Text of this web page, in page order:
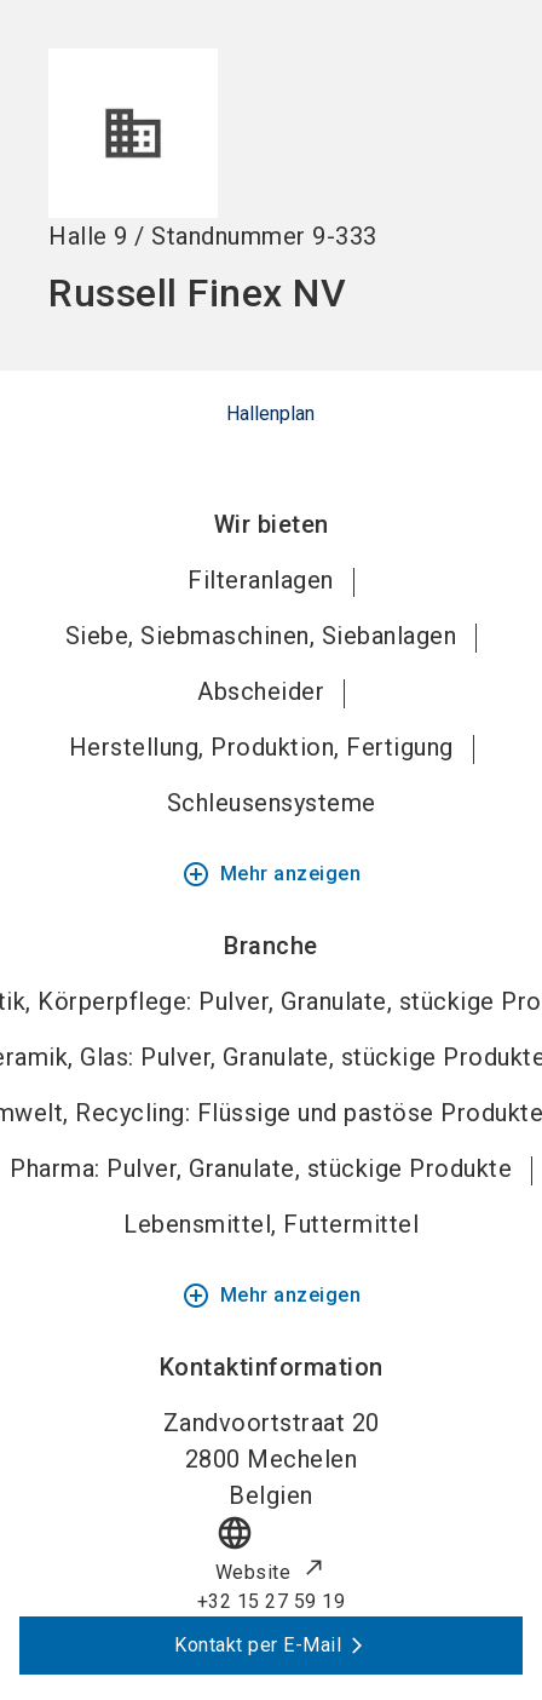
Halle 9 / Standnummer 9-333
Russell Finex NV
Hallenplan
Wir bieten
Filteranlagen
Siebe, Siebmaschinen, Siebanlagen
Abscheider
Herstellung, Produktion, Fertigung
Schleusensysteme
add_circle_outline Mehr anzeigen
Branche
Körperpflege: Pulver, Granulate, stückige
Glas: Pulver, Granulate, stückige
Recycling: Flüssige und pastöse Produkte
Pharma: Pulver, Granulate, stückige Produkte
Lebensmittel, Futtermittel
add_circle_outline Mehr anzeigen
Kontaktinformation
Zandvoortstraat 20
2800 Mechelen
Belgien
language
Website
+32 15 27 59 19
Kontakt per E-Mail